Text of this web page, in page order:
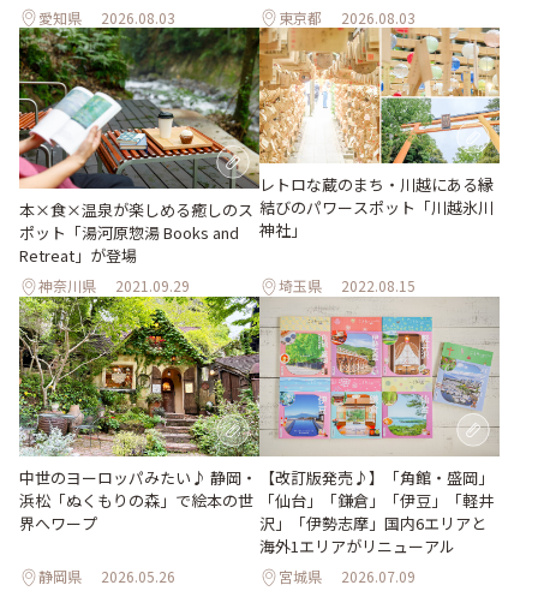
愛知県 2026.08.03 東京都 2026.08.03
本×食×温泉が楽しめる癒しのス
ポット「湯河原惣湯 Books and
Retreat」が登場
神奈川県 2021.09.29
レトロな蔵のまち・川越にある縁
結びのパワースポット「川越氷川
神社」
埼玉県 2022.08.15
中世のヨーロッパみたい♪ 静岡・
浜松「ぬくもりの森」で絵本の世
界へワープ
静岡県 2026.05.26
【改訂版発売♪】「角館・盛岡」
「仙台」「鎌倉」「伊豆」「軽井
沢」「伊勢志摩」国内6エリアと
海外1エリアがリニューアル
宮城県 2026.07.09